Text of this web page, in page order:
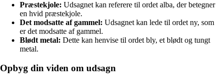
Præstekjole: Udsagnet kan referere til ordet alba, der betegner
en hvid præstekjole.
Det modsatte af gammel: Udsagnet kan lede til ordet ny, som
er det modsatte af gammel.
Blødt metal: Dette kan henvise til ordet bly, et blødt og tungt
metal.
Opbyg din viden om udsagn